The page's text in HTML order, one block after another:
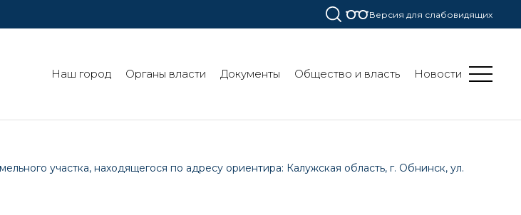
Версия для слабовидящих
Наш город Органы власти Документы Общество и власть Новости
участка, находящегося по адресу ориентира: Калужская область, г. Обнинск, ул.